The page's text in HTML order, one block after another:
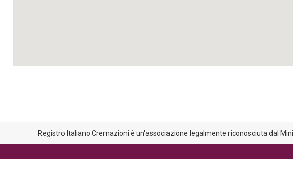
Registro Italiano Cremazioni è un'associazione legalmente riconosciuta dal